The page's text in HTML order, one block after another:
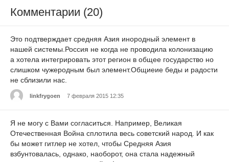
Комментарии (20)
Это подтверждает средняя Азия инородный элемент в
нашей системы.Россия не когда не проводила колонизацию
а хотела интегрировать этот регион в общее государство но
слишком чужеродным был элемент.Общиеие беды и радости
не сблизили нас.
linkfrygoen 7 февраля 2015 12:35
Я не могу с Вами согласиться. Например, Великая
Отечественная Война сплотила весь советский народ. И как
бы может гитлер не хотел, чтобы Средняя Азия
взбунтовалась, однако, наоборот, она стала надежный